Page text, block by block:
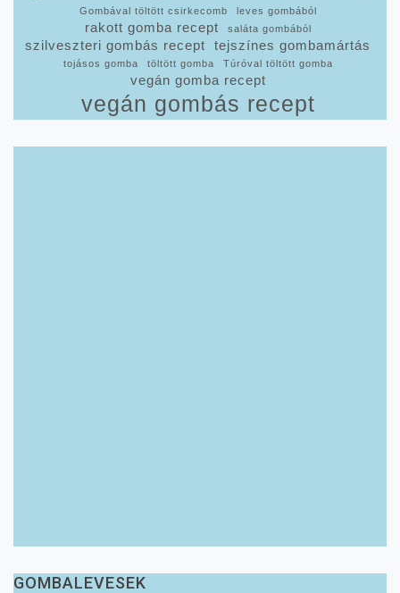
Gombával töltött csirkecomb
leves gombából
rakott gomba recept saláta gombából
szilveszteri gombás recept tejszínes gombamártás
tojásos gomba töltött gomba Túróval töltött gomba
vegán gomba recept
vegán gombás recept
GOMBALEVESEK